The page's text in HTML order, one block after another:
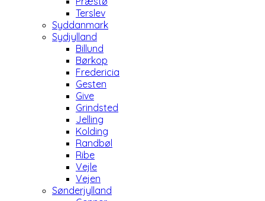
Terslev
Syddanmark
Sydjylland
Billund
Børkop
Fredericia
Gesten
Give
Grindsted
Jelling
Kolding
Randbøl
Ribe
Vejle
Vejen
Sønderjylland